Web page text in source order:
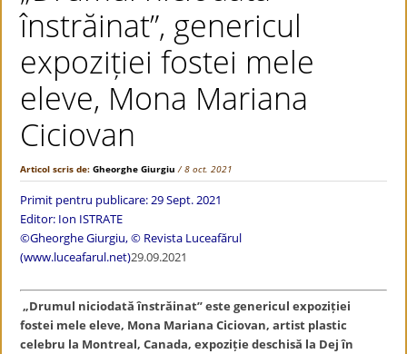
înstrăinat”, genericul
expoziției fostei mele
eleve, Mona Mariana
Ciciovan
Articol scris de:Gheorghe Giurgiu / 8 oct. 2021
Primit pentru publicare: 29 Sept. 2021
Editor: Ion ISTRATE
©Gheorghe Giurgiu, © Revista Luceafărul
(www.luceafarul.net)29.09.2021
„Drumul niciodată înstrăinat” este genericul expoziției
fostei mele eleve, Mona Mariana Ciciovan, artist plastic
celebru la Montreal, Canada, expoziție deschisă la Dej în